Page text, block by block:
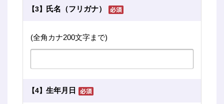
【3】 氏名（フリガナ）
(全角カナ200文字まで)
【4】 生年月日